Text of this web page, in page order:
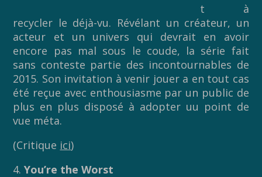
t à
recycler le déjà-vu. Révélant un créateur, un
acteur et un univers qui devrait en avoir
encore pas mal sous le coude, la série fait
sans conteste partie des incontournables de
2015. Son invitation à venir jouer a en tout cas
été reçue avec enthousiasme par un public de
plus en plus disposé à adopter uu point de
vue méta.
(Critique ici)
4.You’re the Worst